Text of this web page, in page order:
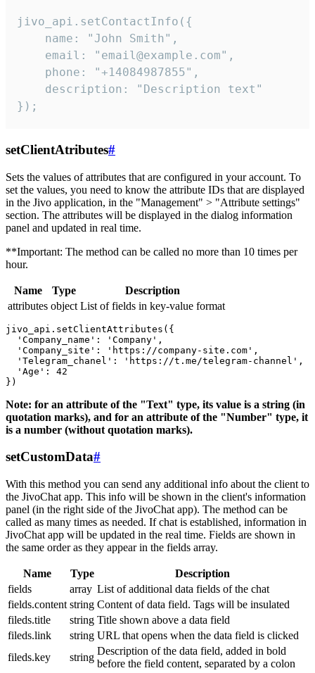
jivo_api.setContactInfo({
    name: "John Smith",
    email: "email@example.com",
    phone: "+14084987855",
    description: "Description text"
});
setClientAtributes#
Sets the values ​​of attributes that are configured in your account. To
set the values, you need to know the attribute IDs that are displayed
in the Jivo application, in the "Management" > "Attribute settings"
section. The attributes will be displayed in the dialog information
panel and updated in real time.
**Important: The method can be called no more than 10 times per
hour.
Name Type
Description
attributes object List of fields in key-value format
jivo_api.setClientAttributes({
  'Company_name': 'Company',
  'Company_site': 'https://company-site.com',
  'Telegram_chanel': 'https://t.me/telegram-channel',
  'Age': 42
Note: for an attribute of the "Text" type, its value is a string (in
quotation marks), and for an attribute of the "Number" type, it
is a number (without quotation marks).
setCustomData#
With this method you can send any additional info about the client to
the JivoChat app. This info will be shown in the client's information
panel (in the right side of the JivoChat app). The method can be
called as many times as needed. If chat is established, information in
JivoChat app will be updated in the real time. Fields are shown in
the same order as they appear in the fields array.
Name Type
Description
fields
array List of additional data fields of the chat
fields.content string Content of data field. Tags will be insulated
fileds.title
string Title shown above a data field
fileds.link
string URL that opens when the data field is clicked
fileds.key
string
Description of the data field, added in bold
before the field content, separated by a colon